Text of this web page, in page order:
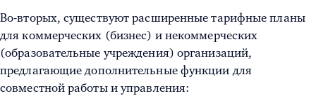
Во-вторых, существуют расширенные тарифные планы
для коммерческих (бизнес) и некоммерческих
(образовательные учреждения) организаций,
предлагающие дополнительные функции для
совместной работы и управления: